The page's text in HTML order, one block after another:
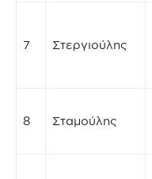
7 Στεργιούλης
8 Σταμούλης